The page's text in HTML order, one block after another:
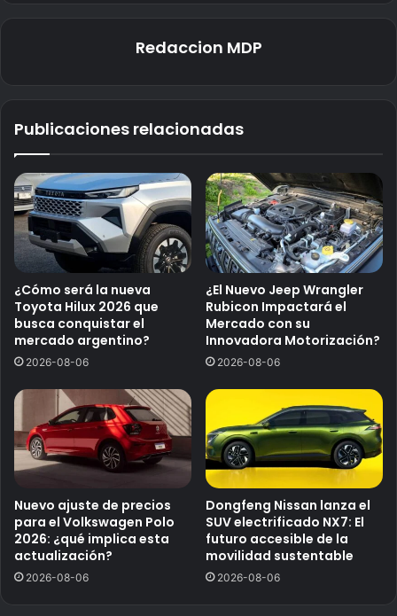
Redaccion MDP
Publicaciones relacionadas
¿Cómo será la nueva
Toyota Hilux 2026 que
busca conquistar el
mercado argentino?
2026-08-06
¿El Nuevo Jeep Wrangler
Rubicon Impactará el
Mercado con su
Innovadora Motorización?
2026-08-06
Nuevo ajuste de precios
para el Volkswagen Polo
2026: ¿qué implica esta
actualización?
2026-08-06
Dongfeng Nissan lanza el
SUV electrificado NX7: El
futuro accesible de la
movilidad sustentable
2026-08-06